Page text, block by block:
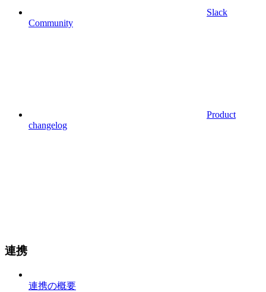
Slack
Community
Product
changelog
連携
連携の概要